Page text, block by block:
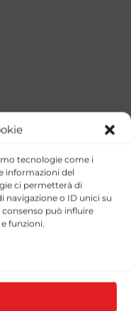
tecnologie come i
informazioni del
ci permetterà di
o ID unici su
può influire
funzioni.
0 0